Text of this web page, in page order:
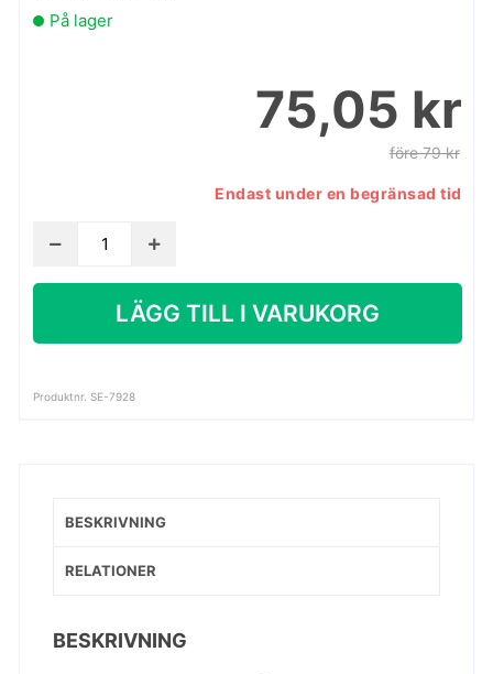
På lager
75,05 kr
före 79 kr
Endast under en begränsad tid
Vasily
-
Jaune-
rouge-
(Gul,röd,
LÄGG TILL I VARUKORG
Produktnr. SE-7928
BESKRIVNING
RELATIONER
BESKRIVNING